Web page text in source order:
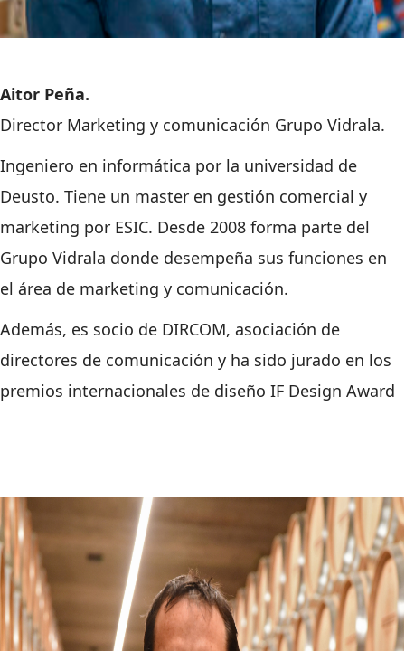
Aitor Peña.
Director Marketing y comunicación Grupo Vidrala.
Ingeniero en informática por la universidad de
Deusto. Tiene un master en gestión comercial y
marketing por ESIC. Desde 2008 forma parte del
Grupo Vidrala donde desempeña sus funciones en
el área de marketing y comunicación.
Además, es socio de DIRCOM, asociación de
directores de comunicación y ha sido jurado en los
premios internacionales de diseño IF Design Award